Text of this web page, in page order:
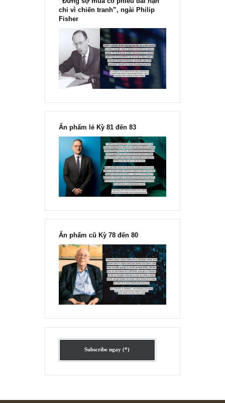
“Đừng sợ mua cổ phiếu dài hạn
chỉ vì chiến tranh”, ngài Philip
Fisher
Ấn phẩm lẻ Kỳ 81 đến 83
Ấn phẩm cũ Kỳ 78 đến 80